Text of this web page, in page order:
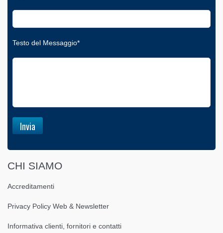
Testo del Messaggio*
CHI SIAMO
Accreditamenti
Privacy Policy Web & Newsletter
Informativa clienti, fornitori e contatti